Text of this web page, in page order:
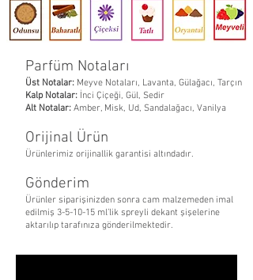
Parfüm Notaları
Üst Notalar: Meyve Notaları, Lavanta, Gülağacı, Tarçın
Kalp Notalar: İnci Çiçeği, Gül, Sedir
Alt Notalar: Amber, Misk, Ud, Sandalağacı, Vanilya
Orijinal Ürün
Ürünlerimiz orijinallik garantisi altındadır.
Gönderim
Ürünler siparişinizden sonra cam malzemeden imal
edilmiş 3-5-10-15 ml’lik spreyli dekant şişelerine
aktarılıp tarafınıza gönderilmektedir.